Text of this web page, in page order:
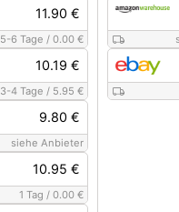
11.90 €
5-6 Tage /0.00 €
10.19 €
3-4 Tage / 5.95 €
9.80 €
siehe Anbieter
10.95 €
1 Tag /0.00 €